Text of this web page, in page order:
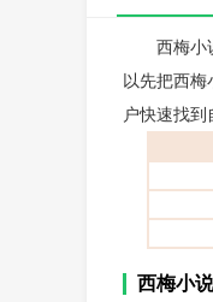
西梅小
以先把西
户快速找
西梅小